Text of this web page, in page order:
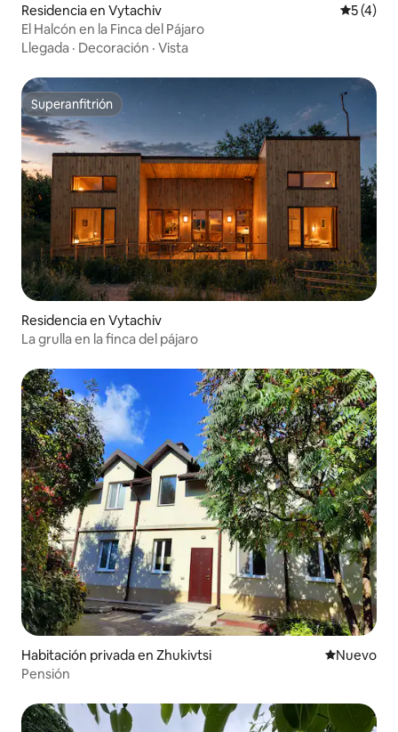
Residencia en Vytachiv
5 (4)
El Halcón en la Finca del Pájaro
Llegada · Decoración · Vista
Superanfitrión
Superanfitrión
Residencia en Vytachiv
La grulla en la finca del pájaro
Habitación privada en Zhukivtsi Nuevo
Nuevo
Pensión